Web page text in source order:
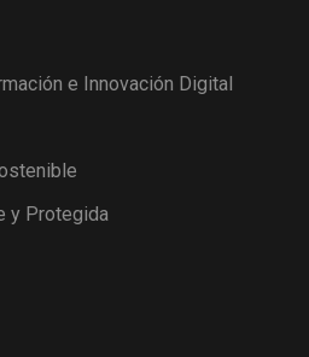
e Innovación Digital
y Protegida